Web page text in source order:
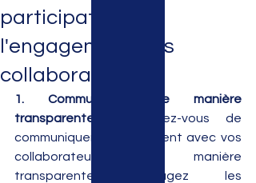
participation et
l'engagement des
collaborateurs
1. Communiquer de manière
transparente :
Assurez-vous de
communiquer régulièrement avec vos
collaborateurs de manière
transparente. Partagez les